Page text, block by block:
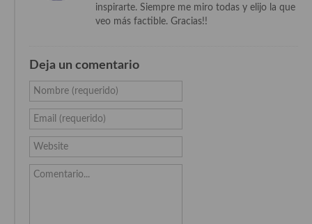
inspirarte. Siempre me miro todas y elijo la que
veo más factible. Gracias!!
Deja un comentario
Nombre (requerido)
Email (requerido)
Website
Comentario...